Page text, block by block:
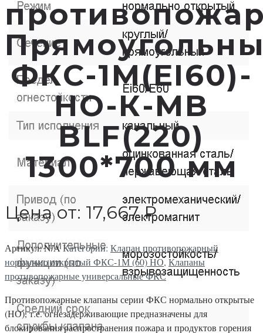
ФКС-1М(EI60)-
НО-К-MB
BLF(220)
1300*700 мм
Цена от: 17,667₽
Артикул:N/AКатегории: Клапан противопожарный
нормально открытый ФКС-1М (60) НО, Клапаны
противопожарные универсальные ФКС
Противопожарные клапаны серии ФКС нормально открытые
(НО), т.е. огнезадерживающие предназначены для
блокирования распространения пожара и продуктов горения